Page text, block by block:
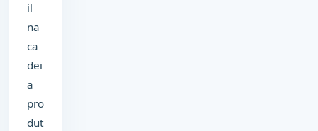
il
na
ca
dei
a
pro
dut